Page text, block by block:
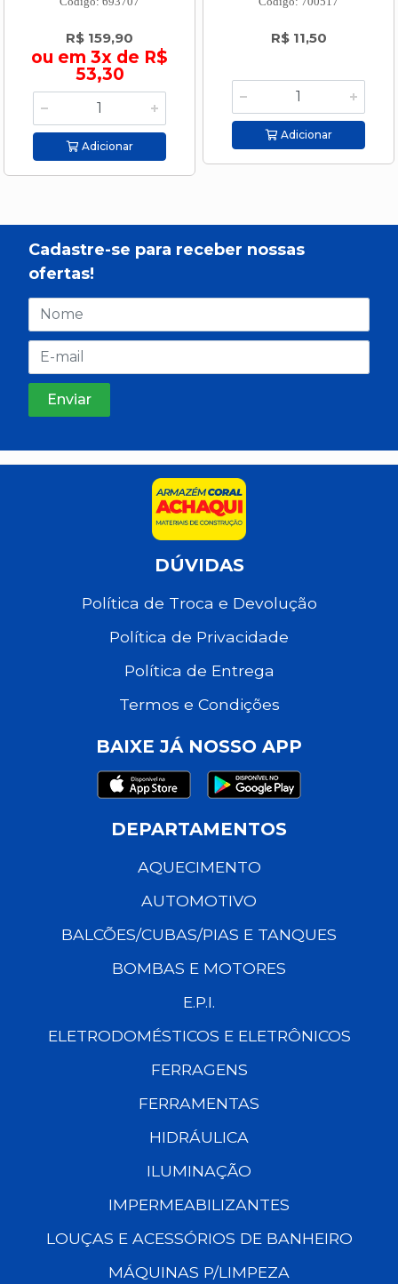
R$ 159,90
ou em 3x de R$
53,30
Adicionar
R$ 11,50
Adicionar
Cadastre-se para receber nossas
ofertas!
DÚVIDAS
Política de Troca e Devolução
Política de Privacidade
Política de Entrega
Termos e Condições
BAIXE JÁ NOSSO APP
DEPARTAMENTOS
AQUECIMENTO
AUTOMOTIVO
BALCÕES/CUBAS/PIAS E TANQUES
BOMBAS E MOTORES
E.P.I.
ELETRODOMÉSTICOS E ELETRÔNICOS
FERRAGENS
FERRAMENTAS
HIDRÁULICA
ILUMINAÇÃO
IMPERMEABILIZANTES
LOUÇAS E ACESSÓRIOS DE BANHEIRO
MÁQUINAS P/LIMPEZA